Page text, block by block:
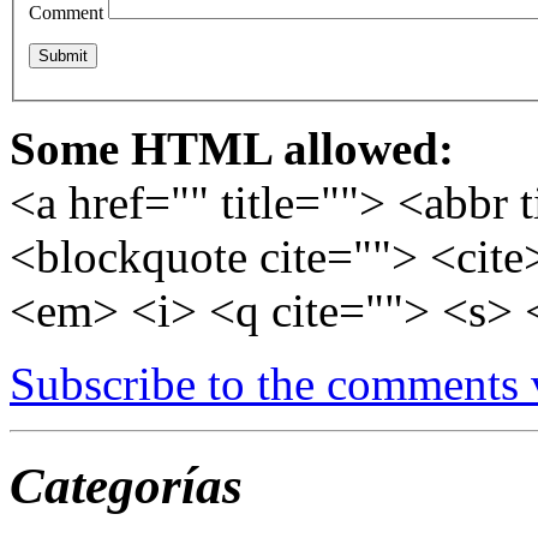
Comment
Some HTML allowed:
<a href="" title=""> <abbr
<blockquote cite="">
<em> <i> <q cite=""> <s>
Subscribe to the comments
Categorías